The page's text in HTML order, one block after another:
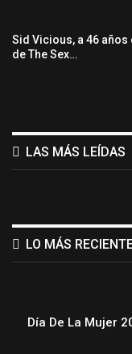
Sid Vicious, a 46
de The Sex…
LAS MÁS LEÍDAS
LO MÁS
Día De La Mujer